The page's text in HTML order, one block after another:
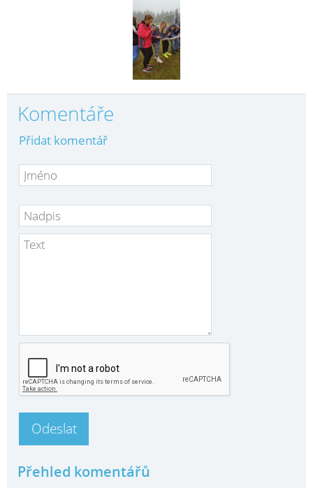
Komentáře
Přidat komentář
Přehled komentářů